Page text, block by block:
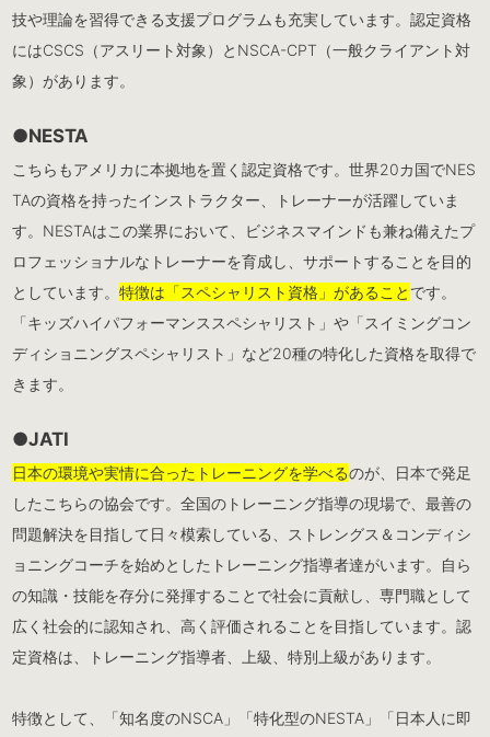
技や理論を習得できる支援プログラムも充実しています。認定資格
にはCSCS（アスリート対象）とNSCA-CPT（一般クライアント対
象）があります。
●NESTA
こちらもアメリカに本拠地を置く認定資格です。世界20カ国でNES
TAの資格を持ったインストラクター、トレーナーが活躍していま
す。NESTAはこの業界において、ビジネスマインドも兼ね備えたプ
ロフェッショナルなトレーナーを育成し、サポートすることを目的
としています。 特徴は「スペシャリスト資格」があること です。
「キッズハイパフォーマンススペシャリスト」や「スイミングコン
ディショニングスペシャリスト」など20種の特化した資格を取得で
きます。
●JATI
日本の環境や実情に合ったトレーニングを学べるのが、日本で発足
したこちらの協会です。全国のトレーニング指導の現場で、最善の
問題解決を目指して日々模索している、ストレングス＆コンディシ
ョニングコーチを始めとしたトレーニング指導者達がいます。自ら
の知識・技能を存分に発揮することで社会に貢献し、専門職として
広く社会的に認知され、高く評価されることを目指しています。認
定資格は、トレーニング指導者、上級、特別上級があります。
特徴として、「知名度のNSCA」「特化型のNESTA」「日本人に即